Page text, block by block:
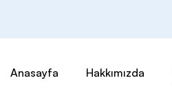
Anasayfa Hakkımızda